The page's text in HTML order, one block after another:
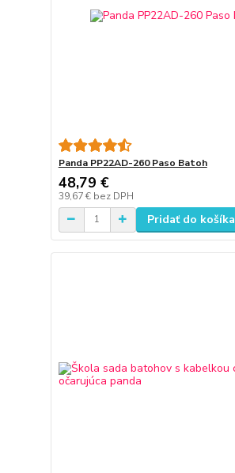
Panda PP22AD-260 Paso Batoh
48,79 €
39,67 € bez DPH
Pridať do košíka